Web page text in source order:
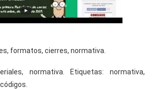
formatos, cierres, normativa.
normativa. Etiquetas: normativa,